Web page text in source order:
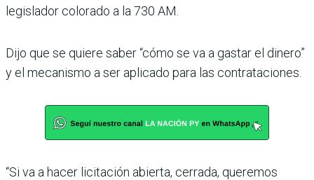
legislador colorado a la 730 AM.
Dijo que se quiere saber “cómo se va a gastar el dinero”
y el mecanismo a ser aplicado para las contrataciones.
“Si va a hacer licitación abierta, cerrada, queremos